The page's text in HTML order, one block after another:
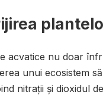
acvatice nu doar
unui ecosistem
nitrații și dioxidul